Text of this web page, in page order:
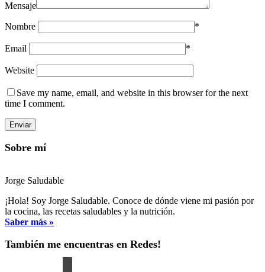
Mensaje
Nombre *
Email *
Website
Save my name, email, and website in this browser for the next
time I comment.
Sobre mí
Jorge Saludable
¡Hola! Soy Jorge Saludable. Conoce de dónde viene mi pasión por
la cocina, las recetas saludables y la nutrición.
Saber más »
También me encuentras en Redes!